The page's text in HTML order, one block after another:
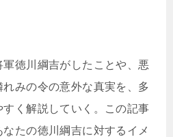
徳川綱吉がしたことや、悪
みの令の意外な真実を、多
く解説していく。この記事
たの徳川綱吉に対するイメ